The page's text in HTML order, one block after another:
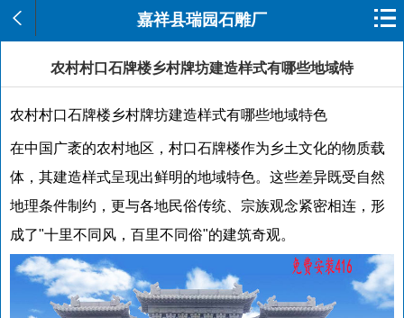
嘉祥县瑞园石雕厂
农村村口石牌楼乡村牌坊建造样式有哪些地域特
农村村口石牌楼乡村牌坊建造样式有哪些地域特色
在中国广袤的农村地区，村口石牌楼作为乡土文化的物质载
体，其建造样式呈现出鲜明的地域特色。这些差异既受自然
地理条件制约，更与各地民俗传统、宗族观念紧密相连，形
成了"十里不同风，百里不同俗"的建筑奇观。